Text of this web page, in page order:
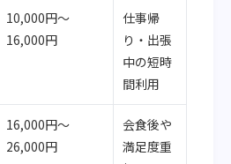
10,000円〜
16,000円
仕事帰
り・出張
中の短時
間利用
16,000円〜
26,000円
会食後や
満足度重